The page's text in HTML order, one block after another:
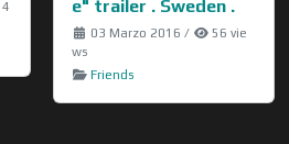
4
e" trailer . Sweden .
03 Marzo 2016 /
56 vie
ws
Friends